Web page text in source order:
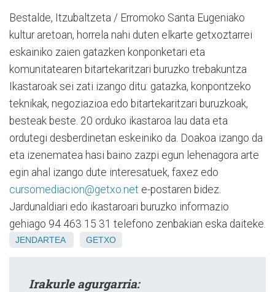
Bestalde, Itzubaltzeta / Erromoko Santa Eugeniako
kultur aretoan, horrela nahi duten elkarte getxoztarrei
eskainiko zaien gatazken konponketari eta
komunitatearen bitartekaritzari buruzko trebakuntza
Ikastaroak sei zati izango ditu: gatazka, konpontzeko
teknikak, negoziazioa edo bitartekaritzari buruzkoak,
besteak beste. 20 orduko ikastaroa lau data eta
ordutegi desberdinetan eskeiniko da. Doakoa izango da
eta izenematea hasi baino zazpi egun lehenagora arte
egin ahal izango dute interesatuek, faxez edo
cursomediacion@getxo.net e-postaren bidez.
Jardunaldiari edo ikastaroari buruzko informazio
gehiago 94 463 15 31 telefono zenbakian eska daiteke.
JENDARTEA GETXO
Irakurle agurgarria: